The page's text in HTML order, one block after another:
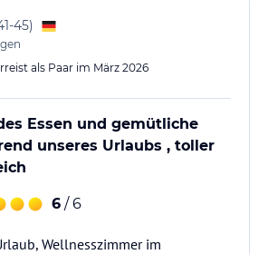
45)
als Paar im März 2026
Essen und gemütliche
unseres Urlaubs , toller
6 / 6
Wellnesszimmer im